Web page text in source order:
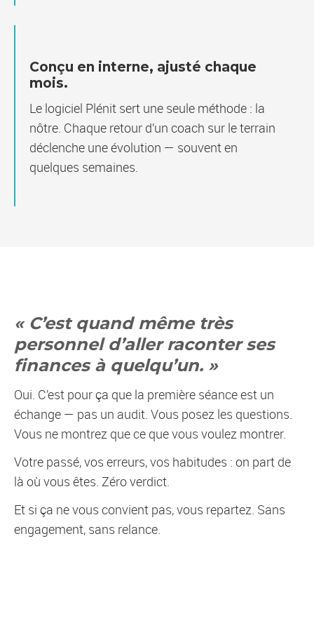
Conçu en interne, ajusté chaque
mois.
Le logiciel Plénit sert une seule méthode : la
nôtre. Chaque retour d’un coach sur le terrain
déclenche une évolution — souvent en
quelques semaines.
« C’est quand même très
personnel d’aller raconter ses
finances à quelqu’un. »
Oui. C’est pour ça que la première séance est un
échange — pas un audit. Vous posez les questions.
Vous ne montrez que ce que vous voulez montrer.
Votre passé, vos erreurs, vos habitudes : on part de
là où vous êtes. Zéro verdict.
Et si ça ne vous convient pas, vous repartez. Sans
engagement, sans relance.